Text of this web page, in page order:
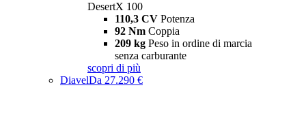
DesertX 100
110,3 CV Potenza
92 Nm Coppia
209 kg Peso in ordine di marcia
senza carburante
scopri di più
DiavelDa 27.290 €